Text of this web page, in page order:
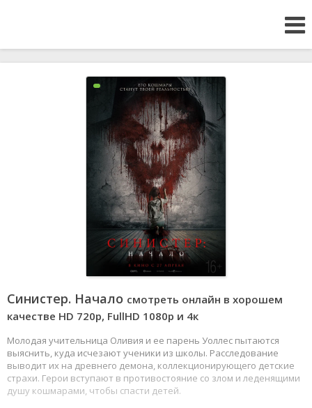
Синистер. Начало смотреть онлайн в хорошем
качестве HD 720p, FullHD 1080р и 4к
Молодая учительница Оливия и ее парень Уоллес пытаются
выяснить, куда исчезают ученики из школы. Расследование
выводит их на древнего демона, коллекционирующего детские
страхи. Герои вступают в противостояние со злом и леденящими
душу кошмарами, чтобы спасти детей.